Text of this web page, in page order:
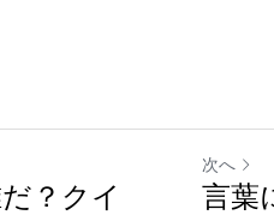
？クイ
次へ
言葉